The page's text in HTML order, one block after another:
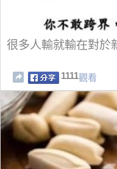
很多人輸就輸在對於
1111觀看